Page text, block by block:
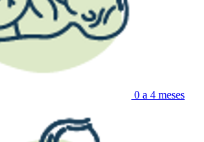
0 a 4 meses